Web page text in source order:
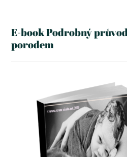
E-book Podrobný
porodem